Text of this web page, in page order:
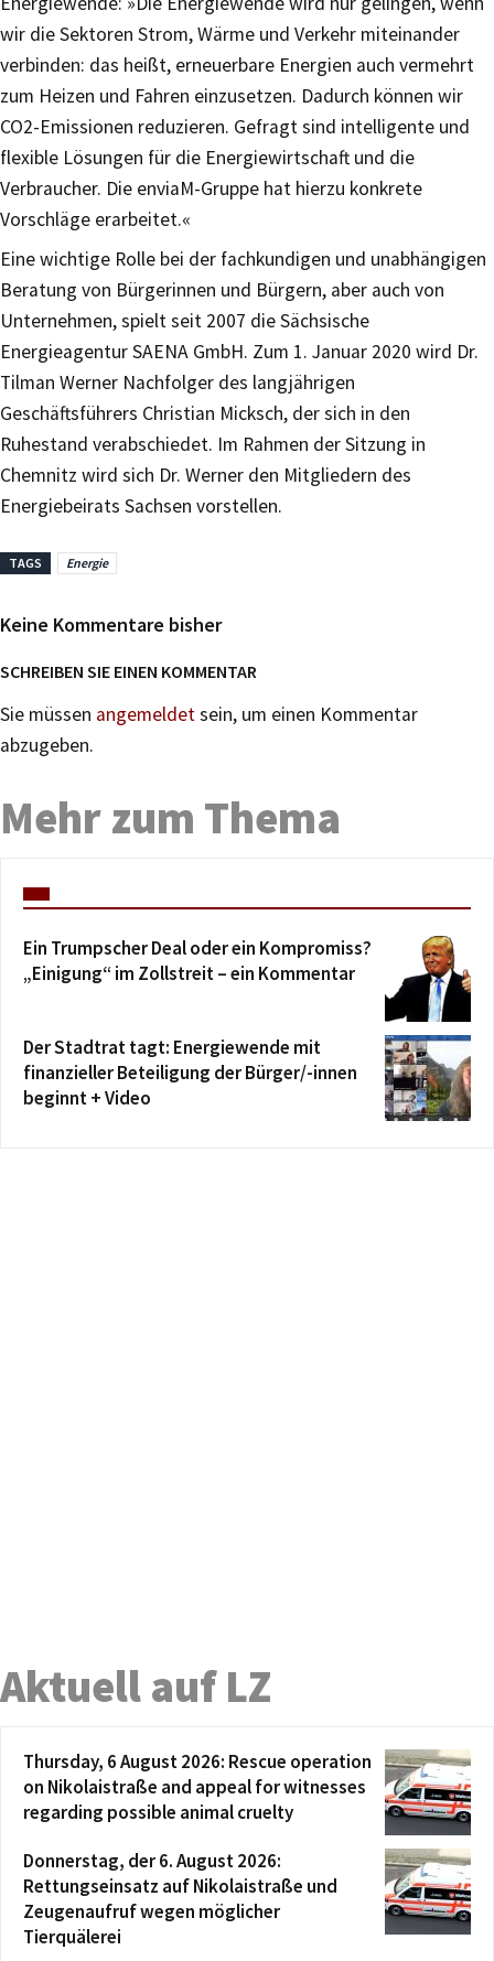
wir die Sektoren Strom, Wärme und Verkehr miteinander
verbinden: das heißt, erneuerbare Energien auch vermehrt
zum Heizen und Fahren einzusetzen. Dadurch können wir
CO2-Emissionen reduzieren. Gefragt sind intelligente und
flexible Lösungen für die Energiewirtschaft und die
Verbraucher. Die enviaM-Gruppe hat hierzu konkrete
Vorschläge erarbeitet.«
Eine wichtige Rolle bei der fachkundigen und unabhängigen
Beratung von Bürgerinnen und Bürgern, aber auch von
Unternehmen, spielt seit 2007 die Sächsische
Energieagentur SAENA GmbH. Zum 1. Januar 2020 wird Dr.
Tilman Werner Nachfolger des langjährigen
Geschäftsführers Christian Micksch, der sich in den
Ruhestand verabschiedet. Im Rahmen der Sitzung in
Chemnitz wird sich Dr. Werner den Mitgliedern des
Energiebeirats Sachsen vorstellen.
TAGS Energie
Keine Kommentare bisher
SCHREIBEN SIE EINEN KOMMENTAR
Sie müssen angemeldetsein, um einen Kommentar
abzugeben.
Mehr zum Thema
Ein Trumpscher Deal oder ein Kompromiss?
„Einigung“ im Zollstreit – ein Kommentar
Der Stadtrat tagt: Energiewende mit
finanzieller Beteiligung der Bürger/-innen
beginnt + Video
Aktuell auf LZ
Thursday, 6 August 2026: Rescue operation
on Nikolaistraße and appeal for witnesses
regarding possible animal cruelty
Donnerstag, der 6. August 2026:
Rettungseinsatz auf Nikolaistraße und
Zeugenaufruf wegen möglicher
Tierquälerei